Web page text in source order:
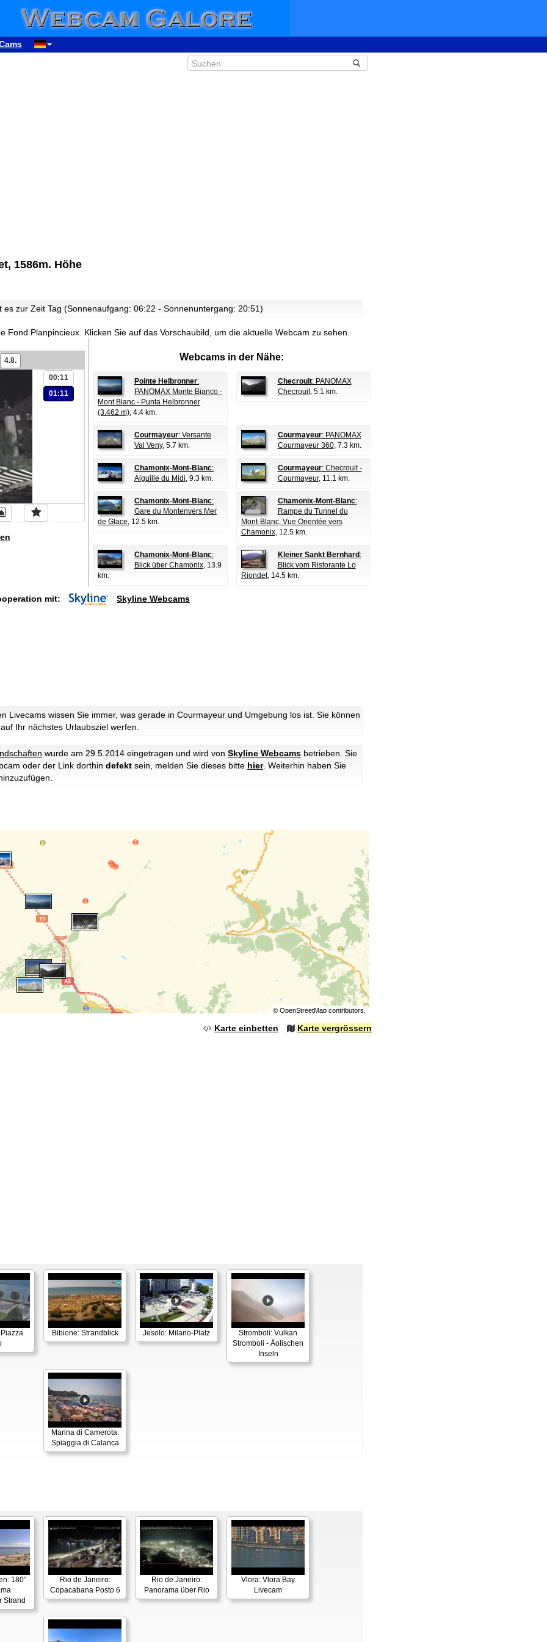
1586m. Höhe
zur Zeit Tag (Sonnenaufgang: 06:22 - Sonnenuntergang: 20:51)
Fond Planpincieux. Klicken Sie auf das Vorschaubild, um die aktuelle Webcam zu sehen.
4.8.
00:11
01:11
Webcams in der Nähe:
Pointe Helbronner:
PANOMAX Monte Bianco -
Mont Blanc - Punta Helbronner
(3.462 m), 4.4 km.
Checrouit: PANOMAX
Checrouit, 5.1 km.
Courmayeur: Versante
Val Veny, 5.7 km.
Courmayeur: PANOMAX
Courmayeur 360, 7.3 km.
Chamonix-Mont-Blanc:
Aiguille du Midi, 9.3 km.
Courmayeur: Checrouit -
Courmayeur, 11.1 km.
Chamonix-Mont-Blanc:
Gare du Montenvers Mer
de Glace, 12.5 km.
Chamonix-Mont-Blanc:
Rampe du Tunnel du
Mont-Blanc, Vue Orientée vers
Chamonix, 12.5 km.
Chamonix-Mont-Blanc:
Blick über Chamonix, 13.9
km.
Kleiner Sankt Bernhard :
Blick vom Ristorante Lo
Riondet, 14.5 km.
mit: Skyline Webcams
Livecams wissen Sie immer, was gerade in Courmayeur und Umgebung los ist. Sie können
Ihr nächstes Urlaubsziel werfen.
wurde am 29.5.2014 eingetragen und wird von Skyline Webcams betrieben. Sie
oder der Link dorthin defekt sein, melden Sie dieses bitte hier. Weiterhin haben Sie
© OpenStreetMapcontributors.
Karte einbetten Karte vergrössern
Bibione: Strandblick Jesolo: Milano-Platz
Stromboli: Vulkan
Stromboli - Äolischen
Inseln
Marina di Camerota:
Spiaggia di Calanca
180°
Strand
Rio de Janeiro:
Copacabana Posto 6
Rio de Janeiro:
Panorama über Rio
Vlora: Vlora Bay
Livecam